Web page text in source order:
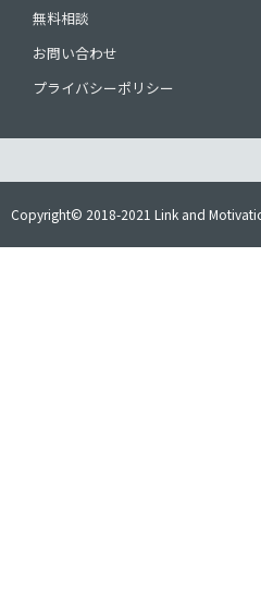
無料相談
お問い合わせ
プライバシーポリシー
Copyright© 2018-2021 Link and